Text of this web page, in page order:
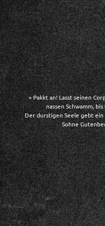
» Pakkt an! Lasst seinen
nassen Schwamm,
Der durstigen Seele gebt
Sohne